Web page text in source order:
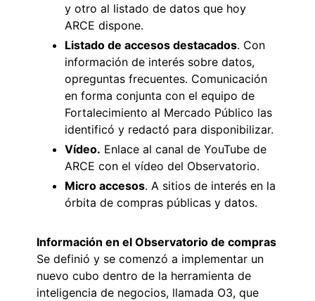
y otro al listado de datos que hoy
ARCE dispone.
Listado de accesos destacados. Con
información de interés sobre datos,
opreguntas frecuentes. Comunicación
en forma conjunta con el equipo de
Fortalecimiento al Mercado Público las
identificó y redactó para disponibilizar.
Vídeo. Enlace al canal de YouTube de
ARCE con el vídeo del Observatorio.
Micro accesos. A sitios de interés en la
órbita de compras públicas y datos.
Información en el Observatorio de compras
Se definió y se comenzó a implementar un
nuevo cubo dentro de la herramienta de
inteligencia de negocios, llamada O3, que